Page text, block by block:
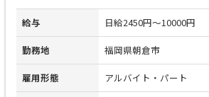
給与 日給2450円～10000円
勤務地 福岡県朝倉市
雇用形態 アルバイト・パート